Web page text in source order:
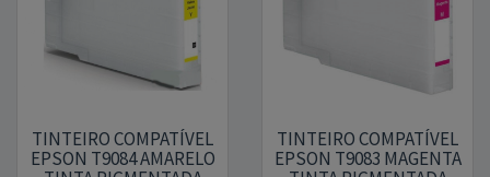
TINTEIRO COMPATÍVEL
EPSON T9084 AMARELO
TINTEIRO COMPATÍVEL
EPSON T9083 MAGENTA